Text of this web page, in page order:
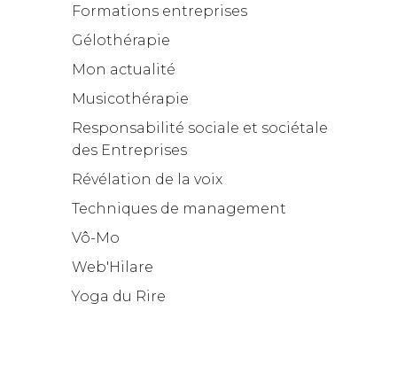
Formations entreprises
Gélothérapie
Mon actualité
Musicothérapie
Responsabilité sociale et sociétale
des Entreprises
Révélation de la voix
Techniques de management
Vô-Mo
Web'Hilare
Yoga du Rire